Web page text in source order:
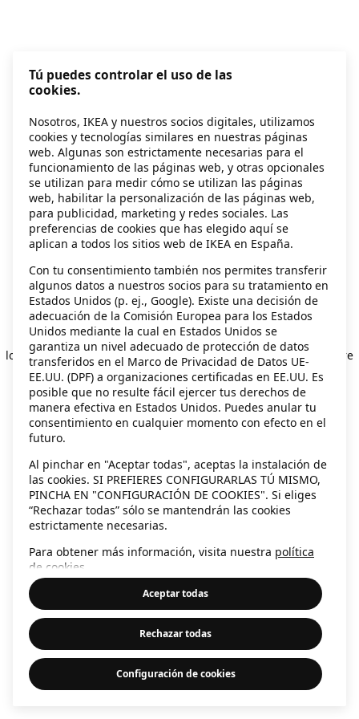
Application error: a client-side exception has occurred
loadingsecondhand.ikea.com (see the browser console for more
information).
Tú puedes controlar el uso de las
cookies.
Nosotros, IKEA y nuestros socios digitales, utilizamos
cookies y tecnologías similares en nuestras páginas
web. Algunas son estrictamente necesarias para el
funcionamiento de las páginas web, y otras opcionales
se utilizan para medir cómo se utilizan las páginas
web, habilitar la personalización de las páginas web,
para publicidad, marketing y redes sociales. Las
preferencias de cookies que has elegido aquí se
aplican a todos los sitios web de IKEA en España.
Con tu consentimiento también nos permites transferir
algunos datos a nuestros socios para su tratamiento en
Estados Unidos (p. ej., Google). Existe una decisión de
adecuación de la Comisión Europea para los Estados
Unidos mediante la cual en Estados Unidos se
garantiza un nivel adecuado de protección de datos
transferidos en el Marco de Privacidad de Datos UE-
EE.UU. (DPF) a organizaciones certificadas en EE.UU. Es
posible que no resulte fácil ejercer tus derechos de
manera efectiva en Estados Unidos. Puedes anular tu
consentimiento en cualquier momento con efecto en el
futuro.
Al pinchar en "Aceptar todas", aceptas la instalación de
las cookies. SI PREFIERES CONFIGURARLAS TÚ MISMO,
PINCHA EN "CONFIGURACIÓN DE COOKIES". Si eliges
“Rechazar todas” sólo se mantendrán las cookies
estrictamente necesarias.
Para obtener más información, visita nuestra política
de cookies
Aceptar todas
Rechazar todas
Configuración de cookies